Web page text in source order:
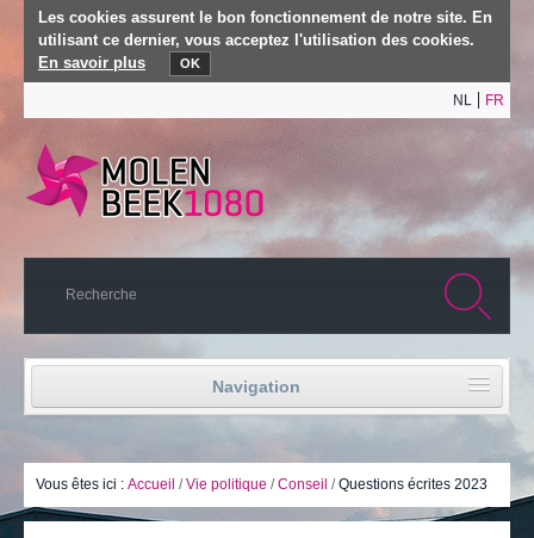
Les cookies assurent le bon fonctionnement de notre site. En
utilisant ce dernier, vous acceptez l'utilisation des cookies.
En savoir plus
OK
NL FR
Navigation
Vie politique
Vous êtes ici : Accueil /Vie politique /Conseil /Questions écrites 2023